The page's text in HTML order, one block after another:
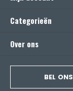
Categorieën
Over ons
BEL ONS